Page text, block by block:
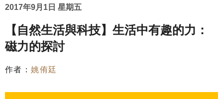
2017年9月1日 星期五
【自然生活與科技】生活中有趣的力：
磁力的探討
作者：姚侑廷